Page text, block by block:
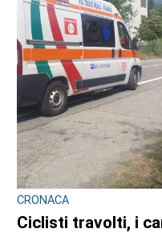
CRONACA
Ciclisti travolti, i